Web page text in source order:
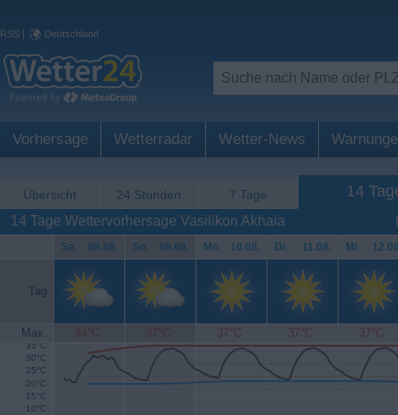
RSS | Deutschland
Vorhersage Wetterradar Wetter-News
Übersicht 24 Stunden 7 Tage 14
14 Tage Wettervorhersage Vasilikon Akhaia
Sa. 08.08. So. 09.08. Mo. 10.08. Di. 11.08. Mi.
Tag
Max. 34°C 37°C 37°C 37°C 37°C
10°C
15°C
20°C
25°C
30°C
35°C